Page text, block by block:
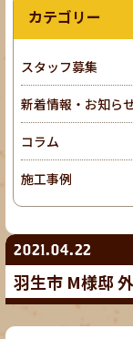
2021.04.22
羽生市 M様邸
カテゴリー
スタッフ募集
新着情報・お知ら
コラム
施工事例